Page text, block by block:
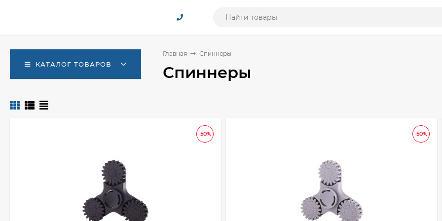
КАТАЛОГ ТОВАРОВ
Главная Спиннеры
Спиннеры
-50% -50%